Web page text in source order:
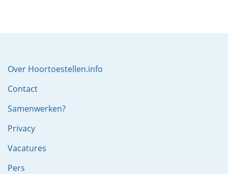
Over Hoortoestellen.info
Contact
Samenwerken?
Privacy
Vacatures
Pers